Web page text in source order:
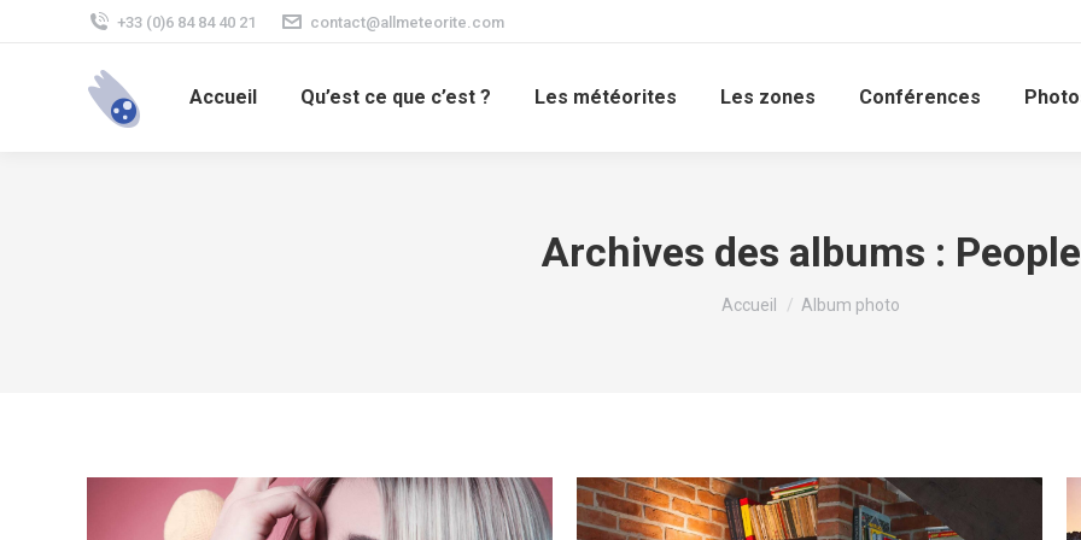
+33 (0)6 84 84 40 21 contact@allmeteorite.com
Accueil Qu’est ce que c’est ? Les météorites Les zones Conférences
Archives des albums : People
Vous êtes ici :
Accueil Album photo